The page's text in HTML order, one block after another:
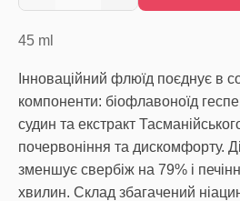
45 ml
Інноваційний флюїд поєднує в
компоненти: біофлавоноїд
судин та екстракт
почервоніння та дискомфорту.
зменшує свербіж на 79% і
хвилин. Склад збагачений